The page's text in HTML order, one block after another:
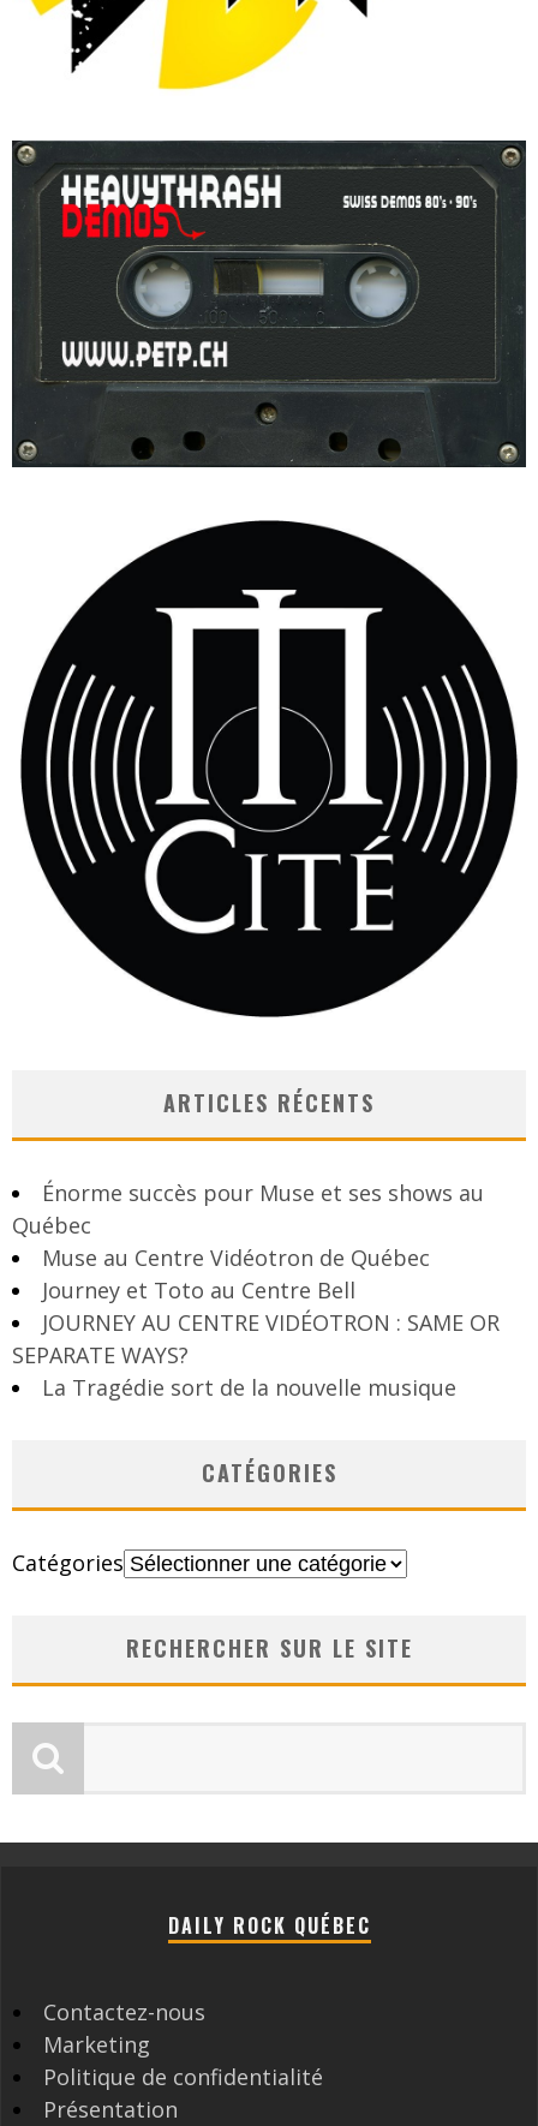
ARTICLES RÉCENTS
Énorme succès pour Muse et ses shows au
Québec
Muse au Centre Vidéotron de Québec
Journey et Toto au Centre Bell
JOURNEY AU CENTRE VIDÉOTRON : SAME OR
SEPARATE WAYS?
La Tragédie sort de la nouvelle musique
CATÉGORIES
Catégories
RECHERCHER SUR LE SITE
DAILY ROCK QUÉBEC
Contactez-nous
Marketing
Politique de confidentialité
Présentation